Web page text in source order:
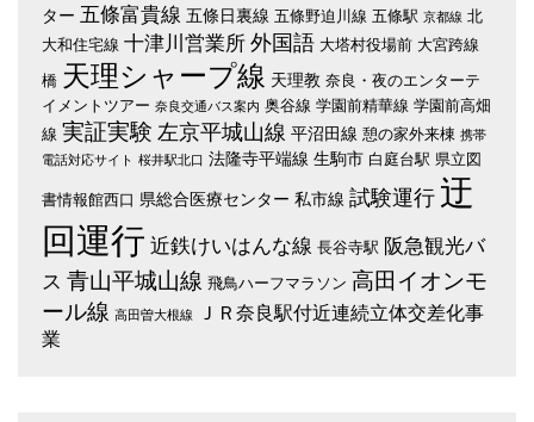
ター 五條富貴線 五條日裏線 五條野迫川線 五條駅 京都線 北
大和住宅線 十津川営業所 外国語 大塔村役場前 大宮跨線
橋 天理シャープ線 天理教 奈良・夜のエンターテ
イメントツアー 奈良交通バス案内 奥谷線 学園前精華線 学園前高畑
線 実証実験 左京平城山線 平沼田線 憩の家外来棟 携帯
電話対応サイト 桜井駅北口 法隆寺平端線 生駒市 白庭台駅 県立図
書情報館西口 県総合医療センター 私市線 試験運行 迂
回運行 近鉄けいはんな線 長谷寺駅 阪急観光バ
ス 青山平城山線 飛鳥ハーフマラソン 高田イオンモ
ール線 高田曽大根線
ＪＲ奈良駅付近連続立体交差化事
業